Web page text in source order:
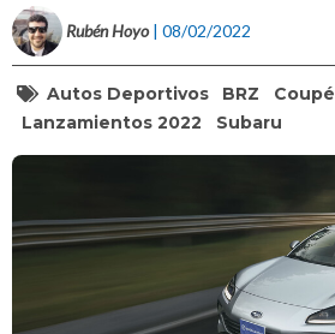
Rubén Hoyo | 08/02/2022
Autos Deportivos BRZ
Coupé
Lanzamientos 2022
Subaru